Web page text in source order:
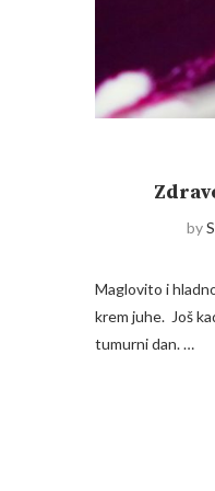
by
Maglovito i
krem juhe. Još
tumurni dan. …